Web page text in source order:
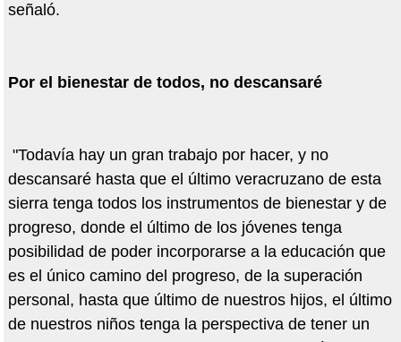
señaló.
Por el bienestar de todos, no descansaré
"Todavía hay un gran trabajo por hacer, y no
descansaré hasta que el último veracruzano de esta
sierra tenga todos los instrumentos de bienestar y de
progreso, donde el último de los jóvenes tenga
posibilidad de poder incorporarse a la educación que
es el único camino del progreso, de la superación
personal, hasta que último de nuestros hijos, el último
de nuestros niños tenga la perspectiva de tener un